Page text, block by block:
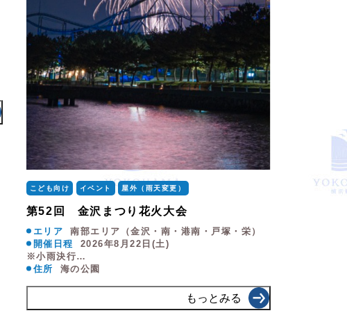
こども向け イベント 屋外（雨天変更）
第52回 金沢まつり花火大会
エリア
南部エリア（金沢・南・港南・戸塚・栄）
開催日程
2026年8月22日(土)
※小雨決行…
住所
海の公園
もっとみる